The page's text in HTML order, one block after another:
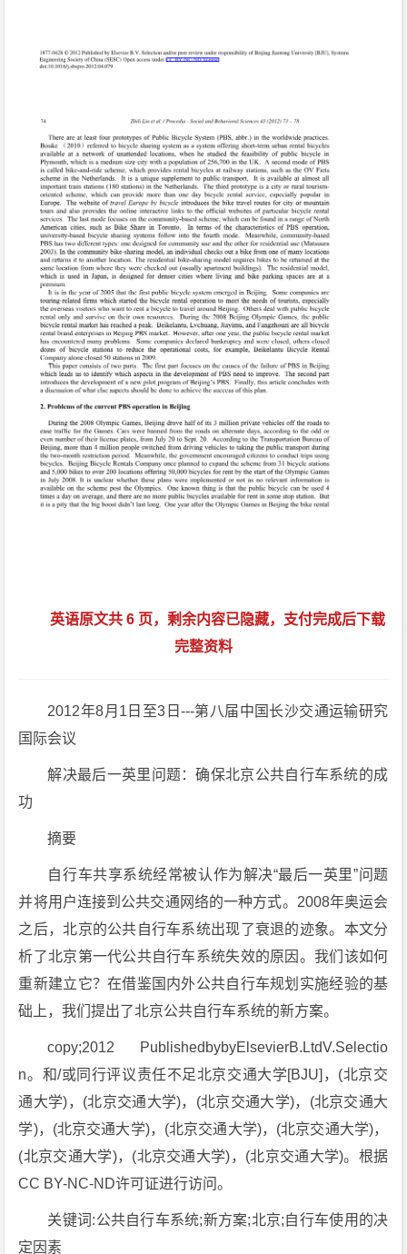
英语原文共 6 页，剩余内容已隐藏，支付完成后下载
完整资料
2012年8月1日至3日---第八届中国长沙交通运输研究
国际会议
解决最后一英里问题：确保北京公共自行车系统的成
功
摘要
自行车共享系统经常被认作为解决“最后一英里”问题
并将用户连接到公共交通网络的一种方式。2008年奥运会
之后，北京的公共自行车系统出现了衰退的迹象。本文分
析了北京第一代公共自行车系统失效的原因。我们该如何
重新建立它？在借鉴国内外公共自行车规划实施经验的基
础上，我们提出了北京公共自行车系统的新方案。
copy;2012 PublishedbybyElsevierB.LtdV.Selectio
n。和/或同行评议责任不足北京交通大学[BJU]，(北京交
通大学)，(北京交通大学)，(北京交通大学)，(北京交通大
学)，(北京交通大学)，(北京交通大学)，(北京交通大学)，
(北京交通大学)，(北京交通大学)，(北京交通大学)。根据
CC BY-NC-ND许可证进行访问。
关键词:公共自行车系统;新方案;北京;自行车使用的决
定因素